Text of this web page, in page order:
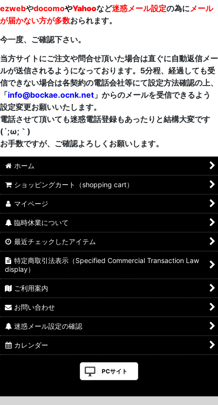
ezwebやdocomoやYahooなど迷惑メール設定の為に メール
が届かない方が多数おられます。
今一度、ご確認下さい。
当方サイトにご注文や問合せ頂いた場合は直ぐに自動返信メー
ルが送信されるようになっております。5分程、経過しても受
信できない場合は各契約の電話会社等にて設定方法確認の上、
「info@bockae.ocnk.net 」からのメールを受信できるよう
設定変更お願いいたします。
電話させて頂いても迷惑電話登録もあったりと結構大変です
(´;ω;｀)
お手数ですが、ご確認よろしくお願いします。
ホーム
ショッピングカート（shopping cart）
マイページ
臨時休業について
最近チェックしたアイテム
特定商取引法表示（Specified Commercial Transaction Law
display）
ご利用案内
お問い合わせ
迷惑メール設定の確認
カレンダー
PCサイト